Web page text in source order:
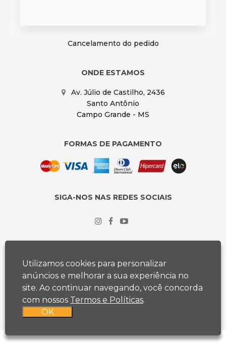
Cancelamento do pedido
ONDE ESTAMOS
Av. Júlio de Castilho, 2436
Santo Antônio
Campo Grande - MS
FORMAS DE PAGAMENTO
SIGA-NOS NAS REDES SOCIAIS
Utilizamos cookies para personalizar
anúncios e melhorar a sua experiência no
site. Ao continuar navegando, você concorda
com nossos Termos e Políticas.
OK